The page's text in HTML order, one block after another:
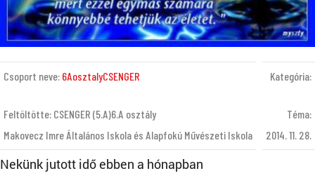
Csoport neve: 6AosztalyCSENGER
Feltöltötte: CSENGER (5.A)6.A osztály
Makovecz Imre Általános Iskola és Alapfokú Művészeti Iskola
Kategória:
Téma:
2014. 11. 28.
Nekünk jutott idő ebben a hónapban